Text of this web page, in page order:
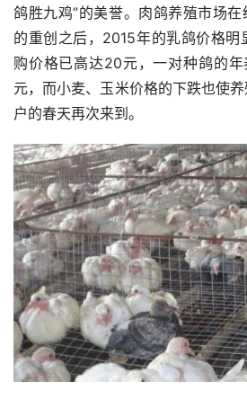
鸽胜九鸡”的美誉。肉鸽养殖市场
的重创之后，2015年的乳鸽价格明
购价格已高达20元，一对种鸽的
元，而小麦、玉米价格的下跌也使
户的春天再次来到。